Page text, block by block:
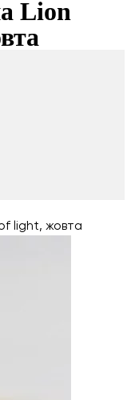
Lion